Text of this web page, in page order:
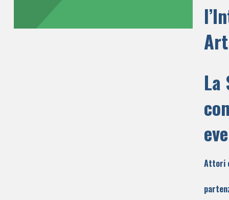
La
Attori